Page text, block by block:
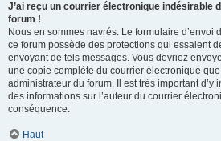
J’ai reçu un courrier électronique indésirable
forum !
Nous en sommes navrés. Le formulaire d’envoi
ce forum possède des protections qui essaient
envoyant de tels messages. Vous devriez
une copie complète du courrier électronique
administrateur du forum. Il est très important d’y
des informations sur l’auteur du courrier
conséquence.
Haut